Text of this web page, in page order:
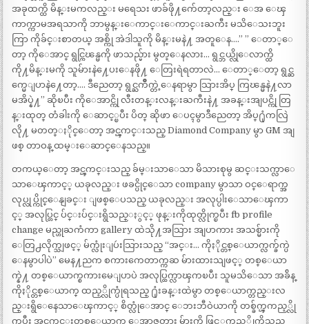
အခုထက္ထိ မိန္းမကလည္း မရေသး ဖာခ်ဖို႔က်ေတာ့လည္း ေအ ေၾ
ကာက္ကာမအရသာကို ဘာမွန္းေကာင္းေကာင္းႀကီး မသိေသးဘူး
ကြာ ကိုခ်င္းစာတယ္ အစ္ကို အဲဒါသူကို မိန္းမနဲ႔ အတူေန….” ” ေတာ္ေ
တာ့ ကိုေအာင္ ရွင္ကြၽန္မကို ဖာသည္မ်ား မွတ္ေနလား… ရွင္ဘယ္လိုေလာက္ထိ
ကို႔မိန္းမကို သူမ်ားနဲ႔ေပးေနဖို႔ ေတြးရဲရတာလဲ… ေတာ္ေတာ့ ရွင္ဆ
က္မေျပာနဲ႔ေတာ့…. ဒီညေတာ့ ရွင္ႀကိဳက္တဲ့ေနရာမွာ သြားအိပ္ ကြၽန္မနဲ႔လာ
မအိပ္နဲ႔” ဆိုၿပီး ကိုေအာင္ကို လီးတန္းလန္းႀကီးနဲ႔ အခန္းအျပင္ကို တြ
န္းထုတ္ တံခါးကို ေဆာင့္ၿပီး ပိတ္ ဆိုဖာ ေပၚမွာဒီညေတာ့ အိပ္႐ုံကလြဲ
လို႔ မတတ္ႏိုင္ေတာ့ အင္ၾကင္းသည္ Diamond Company မွာ GM အျ
ဖစ္ တာဝန္ ထမ္းေဆာင္ေနသည္။
တကယ္ေတာ့ အင္ၾကင္းသည္ ခ်မ္းသာေသာ မိသားစုမွ ဆင္းသက္လာေ
သာေၾကာင့္ ယခုလည္း ဖခင္ပိုင္ေသာ company မွာသာ ဝင္ေရာက္အ
လုပ္လုပ္ကိုင္ေနျခင္း ျဖစ္ေပသည္ ယခုလည္း အလုပ္ပါးေသာေၾကာ
င့္ အလုပ္တြင္ ပ်င္းပ်င္းရွိသည္ႏွင့္ ဖုန္းကိုထုတ္လိုက္ၿပီး fb profile
change မည္ဟုႀကံကာ gallery ထဲသို႔အသြား အျပာကား အသစ္မ်ားကို
ေတြ႕လိုက္သျဖင့္ မ်က္လုံးျပဴးသြားသည္ “အင္း… ကိုႏိုင္တစ္ေယာက္လက္ခ်က္ပဲ
ေနမွာပါပဲ” မေန႔ညက စကားကေတာက္ကဆ မ်ားထားသျဖင့္ တစ္ေယာ
က္နဲ႔ တစ္ေယာက္စကားမေျပာပဲ အလုပ္ထြက္လာၾကၿပီး သူမသိေသာ အခ်ိန္
ကိုႏိုင္တစ္ေယာက္ ထည့္လိုက္ပုံရသည္ ႐ုံးခန္းထဲမွာ တစ္ေယာက္တည္းလ
ည္းရွိေနေသာေၾကာင့္ စိတ္လုံေအာင္ ေဘးဘီဝဲယာကို တစ္ခ်က္ၾကည့္လို
က္ၿပီး အင္ၾကင္းတစ္ေယာက္ ေအာဇတ္ကား မ်ားကို ဖြင့္ၾကည့္လိုက္မိသည္